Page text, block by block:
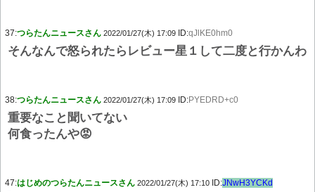
37:つらたんニュースさん 2022/01/27(木) 17:09 ID:qJlKE0hm0
そんなんで怒られたらレビュー星１して二度と行かんわ
38:つらたんニュースさん 2022/01/27(木) 17:09 ID:PYEDRD+c0
重要なこと聞いてない
何食ったんや😡
47:はじめのつらたんニュースさん 2022/01/27(木) 17:10 ID:JNwH3YCKd